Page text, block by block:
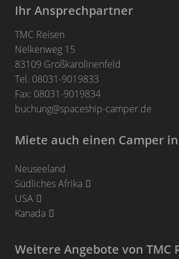
Ihr Ansprechpartner
TMC Reisen
Nelkenweg 15
83109 Großkarolinenfeld
Tel. 08031-9019833
Fax: 08031-9019834
buchung@spaceship-camper.de
Miete auch einen Camper
Neuseeland
Südliches Afrika
USA
Kanada
Weitere Angebote von TMC